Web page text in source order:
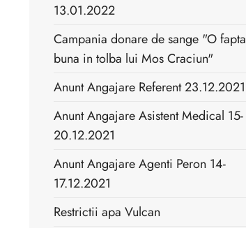
13.01.2022
Campania donare de sange "O fapta
buna in tolba lui Mos Craciun"
Anunt Angajare Referent 23.12.2021
Anunt Angajare Asistent Medical 15-
20.12.2021
Anunt Angajare Agenti Peron 14-
17.12.2021
Restrictii apa Vulcan